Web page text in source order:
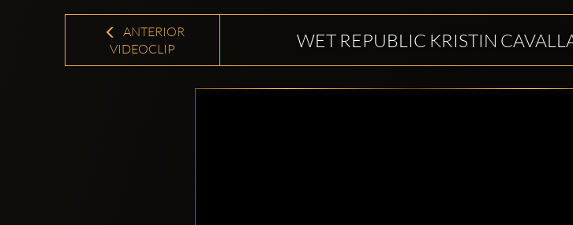
ANTERIOR
VIDEOCLIP
WET REPUBLIC KRISTIN